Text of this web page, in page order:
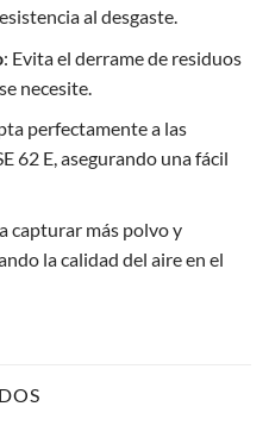
al desgaste.
: Evita el derrame de residuos
necesite.
perfectamente a las
62 E, asegurando una fácil
capturar más polvo y
la calidad del aire en el